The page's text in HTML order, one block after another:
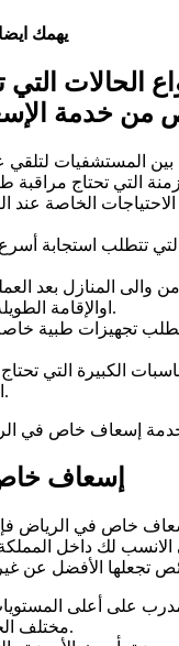
يهمك
الحالات
من خدمة
الخاصة عند
التي تتطلب استجابة
والى المنازل بعد
اوالإقامة الطويلة بالمستشفى.
تتطلب تجهيزات طبية
الكبيرة التي
احتياطي جاهز.
إسعاف
خاص في الرياض
الانسب لك داخل
على أعلى
مختلف الحالات الطارئة.